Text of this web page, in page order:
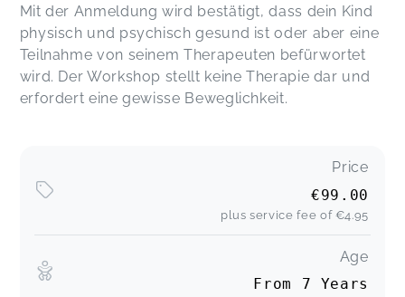
Mit der Anmeldung wird bestätigt, dass dein Kind
physisch und psychisch gesund ist oder aber eine
Teilnahme von seinem Therapeuten befürwortet
wird. Der Workshop stellt keine Therapie dar und
erfordert eine gewisse Beweglichkeit.
Price
€99.00
plus service fee of €4.95
Age
From 7 Years